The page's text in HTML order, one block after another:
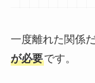
一度離れた関係
が必要です。